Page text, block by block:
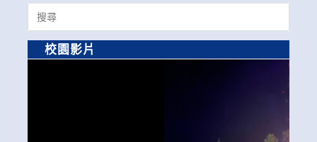
Search
for:
校園影片